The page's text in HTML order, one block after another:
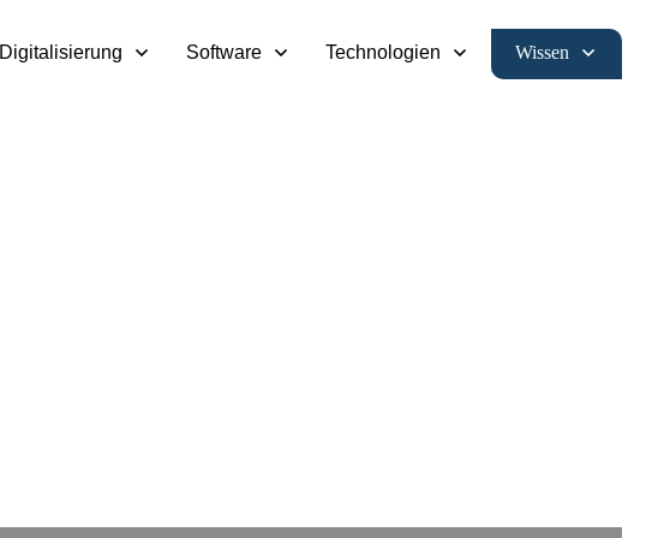
Digitalisierung Software Technologien Wissen